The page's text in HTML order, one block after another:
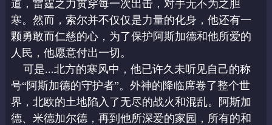
道，雷霆之力贯穿每一次出击，对手无不为之胆
寒。然而，索尔并不仅仅是力量的化身，他还有一
颗勇敢而仁慈的心，为了保护阿斯加德和他所爱的
人民，他愿意付出一切。
可是...北方的寒风中，他已许久未听见自己的称
号“阿斯加德的守护者”。外神的降临席卷了整个世
界，北欧的土地陷入了无尽的战火和混乱。阿斯加
德、米德加尔德，再到他所深爱的家园，所有的和